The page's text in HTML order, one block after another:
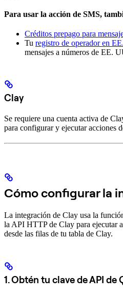
Para usar la acción de SMS,
Créditos prepago para
Tu registro de operador en
mensajes a números de EE.
Clay
Se requiere una cuenta activa de
para configurar y ejecutar acciones
Cómo configurar la
La integración de Clay usa la
la API HTTP de Clay para ejecutar
desde las filas de tu tabla de Clay.
1. Obtén tu clave de API de